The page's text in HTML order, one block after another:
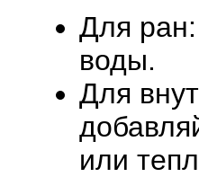
Для
воды.
Для
или